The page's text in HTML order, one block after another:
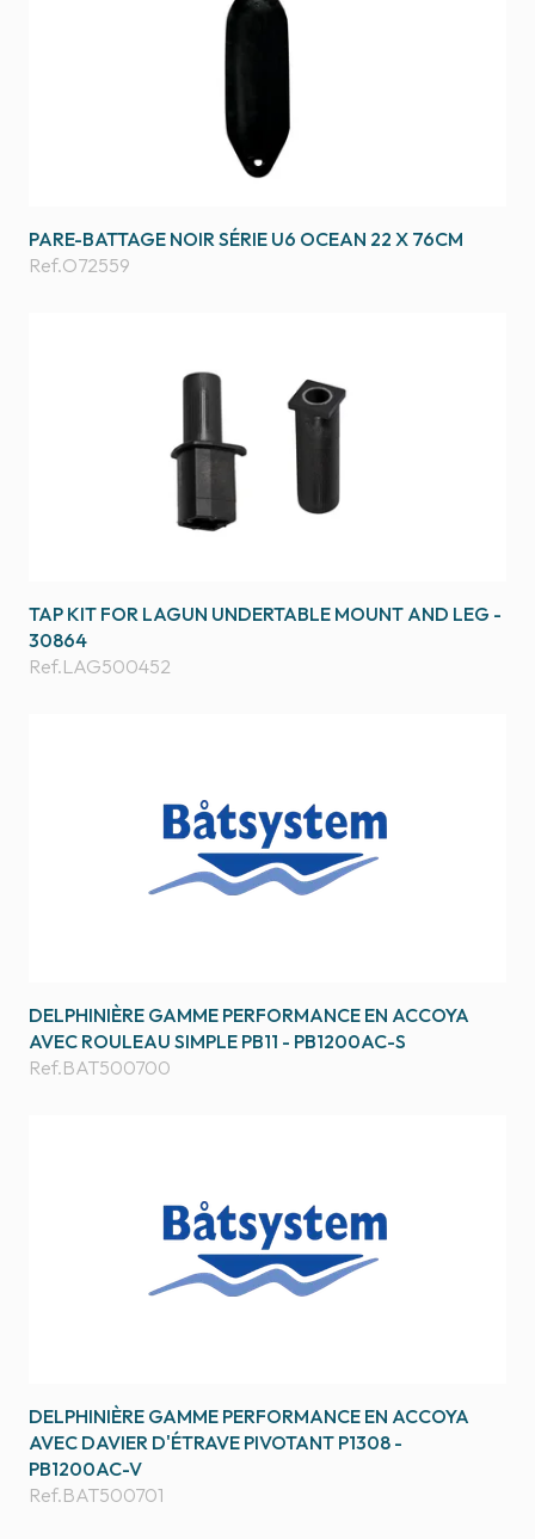
PARE-BATTAGE NOIR SÉRIE U6 OCEAN 22 X 76CM
Ref.O72559
TAP KIT FOR LAGUN UNDERTABLE MOUNT AND LEG -
30864
Ref.LAG500452
DELPHINIÈRE GAMME PERFORMANCE EN ACCOYA
AVEC ROULEAU SIMPLE PB11 - PB1200AC-S
Ref.BAT500700
DELPHINIÈRE GAMME PERFORMANCE EN ACCOYA
AVEC DAVIER D'ÉTRAVE PIVOTANT P1308 -
PB1200AC-V
Ref.BAT500701